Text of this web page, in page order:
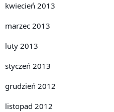
kwiecień 2013
marzec 2013
luty 2013
styczeń 2013
grudzień 2012
listopad 2012